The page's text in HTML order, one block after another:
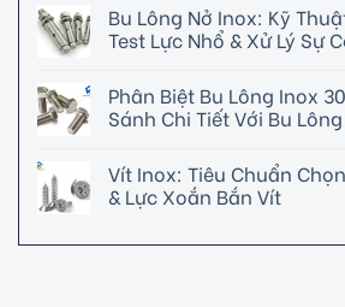
Bu Lông Nở Inox: Kỹ
Test Lực Nhổ & Xử Lý Sự
Phân Biệt Bu Lông Inox
Sánh Chi Tiết Với Bu
Vít Inox: Tiêu Chuẩn
& Lực Xoắn Bắn Vít